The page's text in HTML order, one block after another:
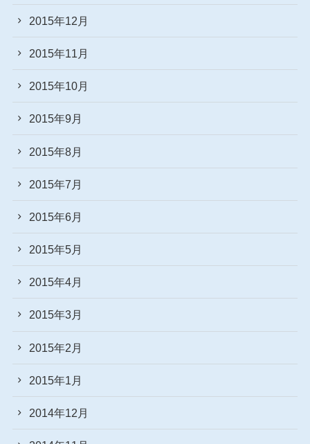
2015年12月
2015年11月
2015年10月
2015年9月
2015年8月
2015年7月
2015年6月
2015年5月
2015年4月
2015年3月
2015年2月
2015年1月
2014年12月